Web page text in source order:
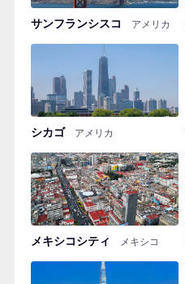
サンフランシスコ アメリカ
シカゴ アメリカ
メキシコシティ メキシコ